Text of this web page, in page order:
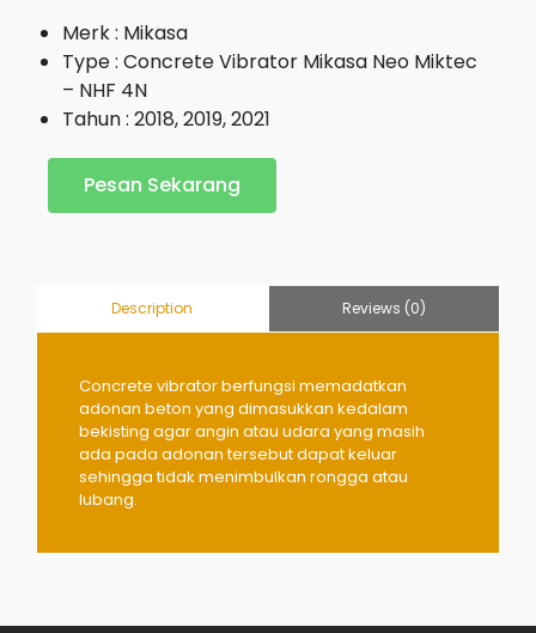
Merk : Mikasa
Type : Concrete Vibrator Mikasa Neo Miktec
– NHF 4N
Tahun : 2018, 2019, 2021
Pesan Sekarang
Description Reviews (0)
Concrete vibrator berfungsi memadatkan
adonan beton yang dimasukkan kedalam
bekisting agar angin atau udara yang masih
ada pada adonan tersebut dapat keluar
sehingga tidak menimbulkan rongga atau
lubang.